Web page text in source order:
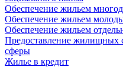
Обеспечение жильем
Обеспечение жильем
Обеспечение жильем
Предоставление жилищных
сферы
Жилье в кредит